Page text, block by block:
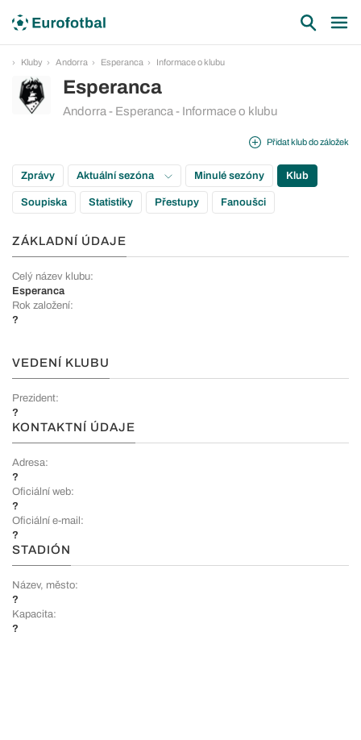
Kluby Andorra Esperanca Informace o klubu
Esperanca
Andorra - Esperanca - Informace o klubu
Přidat klub do záložek
Zprávy Aktuální sezóna Minulé sezóny Klub
Soupiska Statistiky Přestupy Fanoušci
ZÁKLADNÍ ÚDAJE
Celý název klubu:
Esperanca
Rok založení:
?
VEDENÍ KLUBU
Prezident:
?
KONTAKTNÍ ÚDAJE
Adresa:
?
Oficiální web:
?
Oficiální e-mail:
?
STADIÓN
Název, město:
?
Kapacita:
?